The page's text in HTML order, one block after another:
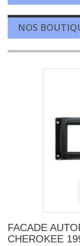
NOS
FACADE
CHEROKEE